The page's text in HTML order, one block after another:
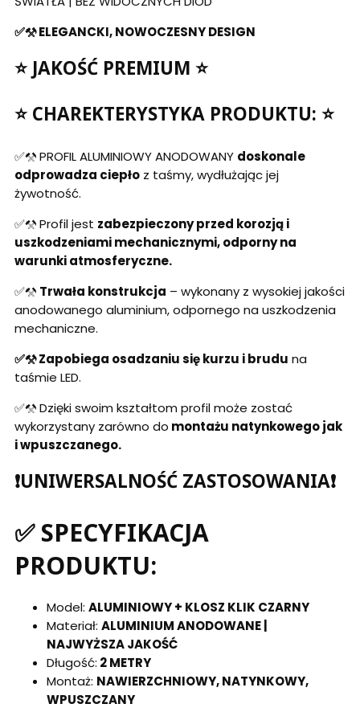
✅⚒️ ELEGANCKI, NOWOCZESNY DESIGN
⭐ JAKOŚĆ PREMIUM ⭐
⭐ CHAREKTERYSTYKA PRODUKTU: ⭐
✅⚒️ PROFIL ALUMINIOWY ANODOWANY doskonale
odprowadza ciepło z taśmy, wydłużając jej
żywotność.
✅⚒️ Profil jest zabezpieczony przed korozją i
uszkodzeniami mechanicznymi, odporny na
warunki atmosferyczne.
✅⚒️ Trwała konstrukcja – wykonany z wysokiej jakości
anodowanego aluminium, odpornego na uszkodzenia
mechaniczne.
✅⚒️ Zapobiega osadzaniu się kurzu i brudu na
taśmie LED.
✅⚒️ Dzięki swoim kształtom profil może zostać
wykorzystany zarówno do montażu natynkowego jak
i wpuszczanego.
❗UNIWERSALNOŚĆ ZASTOSOWANIA❗
✅ SPECYFIKACJA
PRODUKTU:
Model: ALUMINIOWY + KLOSZ KLIK CZARNY
Materiał: ALUMINIUM ANODOWANE |
NAJWYŻSZA JAKOŚĆ
Długość: 2 METRY
Montaż: NAWIERZCHNIOWY, NATYNKOWY,
WPUSZCZANY